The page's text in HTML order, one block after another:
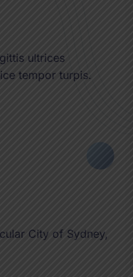
ultrices
tempor turpis.
City of Sydney,